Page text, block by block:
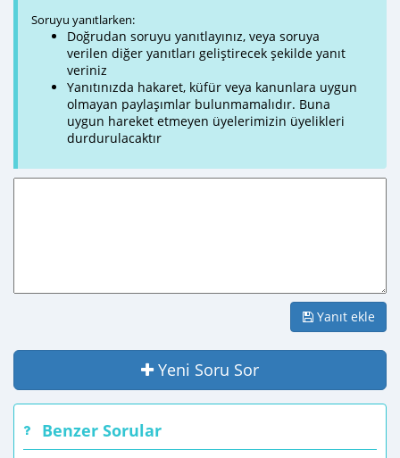
Soruyu yanıtlarken:
Doğrudan soruyu yanıtlayınız, veya soruya
verilen diğer yanıtları geliştirecek şekilde yanıt
veriniz
Yanıtınızda hakaret, küfür veya kanunlara uygun
olmayan paylaşımlar bulunmamalıdır. Buna
uygun hareket etmeyen üyelerimizin üyelikleri
durdurulacaktır
Yanıt ekle
Yeni Soru Sor
Benzer Sorular